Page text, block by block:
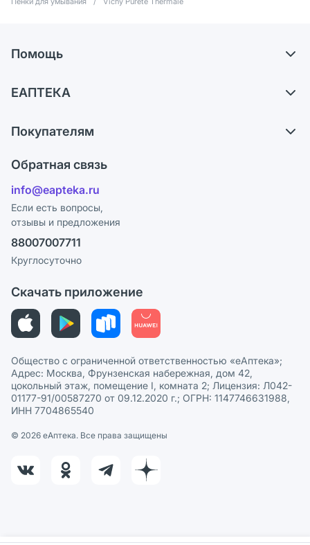
Помощь
Самовывоз из аптек
Ответы на вопросы
Блог
ЕАПТЕКА
Карьера
Поставщики
Лицензия
Реклама на сайте
Ваши товары на ЕАПТЕКЕ
Покупателям
Программа СберСпасибо
Политика конфиденциальности
Пользовательское соглашение
Политика рекомендаций
Этика и соответствие
Политика в отношении обработки персональных данных
Обратная связь
info@eapteka.ru
Если есть вопросы,
отзывы и предложения
88007007711
Круглосуточно
Скачать приложение
Общество с ограниченной ответственностью «еАптека»;
Адрес: Москва, Фрунзенская набережная, дом 42,
цокольный этаж, помещение I, комната 2; Лицензия: Л042-
01177-91/00587270 от 09.12.2020 г.; ОГРН: 1147746631988,
ИНН 7704865540
© 2026 eАптека. Все права защищены